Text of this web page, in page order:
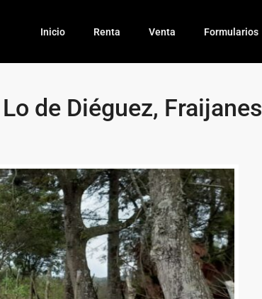
Inicio Renta Venta Formularios
de Diéguez, Fraijanes